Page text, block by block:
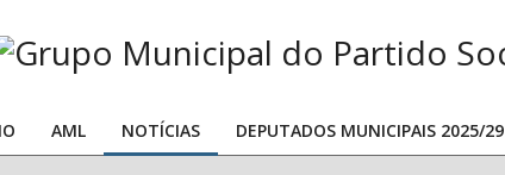
Grupo
Primary
AML NOTÍCIAS DEPUTADOS MUNICIPAIS 2025/29